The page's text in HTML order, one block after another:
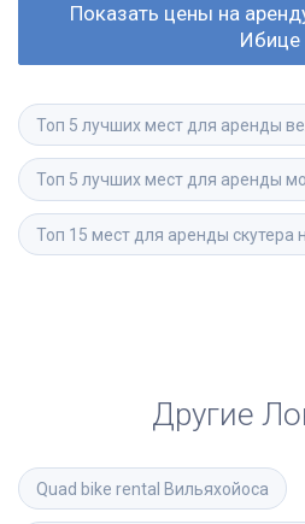
Показать цены на
Ибице
Топ 5 лучших мест для аренды
Топ 5 лучших мест для аренды
Топ 15 мест для аренды скутера
Другие
Quad bike rental Вильяхойоса